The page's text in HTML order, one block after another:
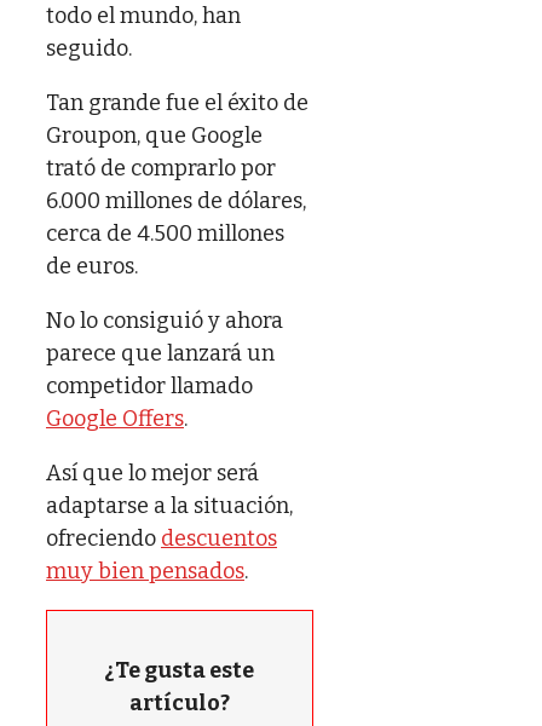
todo el mundo, han
seguido.
Tan grande fue el éxito de
Groupon, que Google
trató de comprarlo por
6.000 millones de dólares,
cerca de 4.500 millones
de euros.
No lo consiguió y ahora
parece que lanzará un
competidor llamado
Google Offers.
Así que lo mejor será
adaptarse a la situación,
ofreciendo descuentos
muy bien pensados.
¿Te gusta este
artículo?